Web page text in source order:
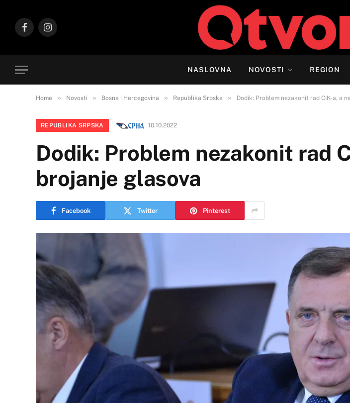
FacebookInstagram
NASLOVNA NOVOSTI REGION
Home » Novosti » Bosna i Hercegovina » Republika Srpska » Dodik: Problem nezakonit rad CIK-a, a
REPUBLIKA SRPSKA 10.10.2022
Dodik: Problem nezakonit rad
brojanje glasova
Facebook Twitter Pinterest